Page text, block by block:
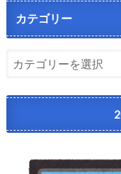
カテゴリー